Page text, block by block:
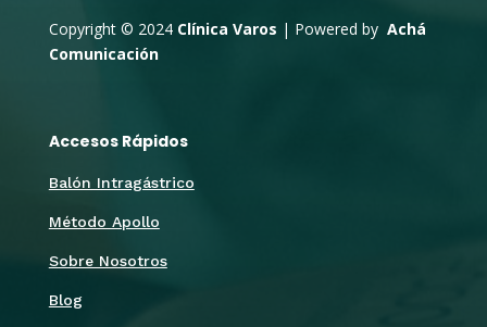
Copyright © 2024 Clínica Varos | Powered by Achá
Comunicación
Accesos Rápidos
Balón Intragástrico
Método Apollo
Sobre Nosotros
Blog